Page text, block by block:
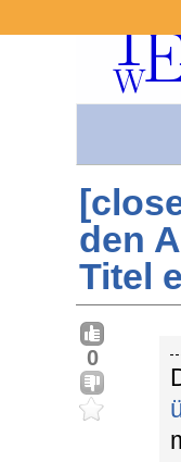
den
Titel
0